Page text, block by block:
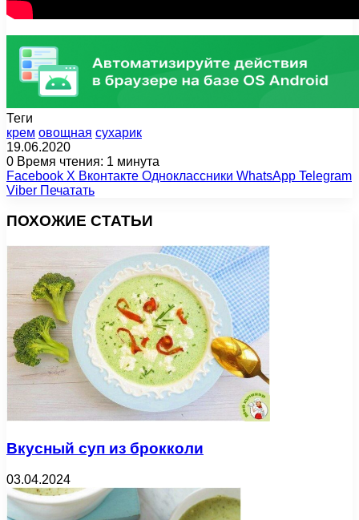
Теги
крем овощная сухарик
19.06.2020
0 Время чтения: 1 минута
Facebook X Вконтакте Одноклассники WhatsApp Telegram
Viber Печатать
ПОХОЖИЕ СТАТЬИ
Вкусный суп из брокколи
03.04.2024